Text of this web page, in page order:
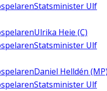
Statsminister Ulf
Ulrika Heie (C)
Statsminister Ulf
Daniel Helldén
Statsminister Ulf